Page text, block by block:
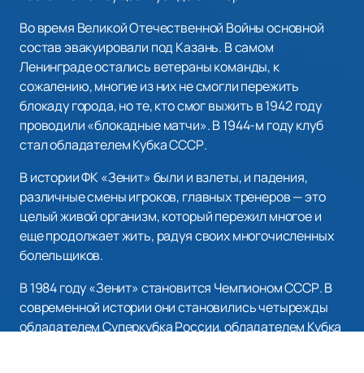
Во время Великой Отечественной Войны основной
состав эвакуировали под Казань. В самом
Ленинграде остались ветераны команды, к
сожалению, многие из них не смогли пережить
блокаду города, но те, кто смог выжить в 1942 году
проводили «блокадные матчи». В 1944-м году клуб
стал обладателем Кубка СССР.
В истории ФК «Зенит» были и взлеты, и падения,
различные смены игроков, главных тренеров — это
целый живой организм, который пережил многое и
еще продолжает жить, радуя своих многочисленных
болельщиков.
В 1984 году «Зенит» становится Чемпионом СССР. В
современной истории они становились четырежды
обладателем Суперкубка России, обладателем Кубка